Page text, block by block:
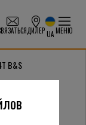
ДИЛЕР UA МЕНЮ
B&S